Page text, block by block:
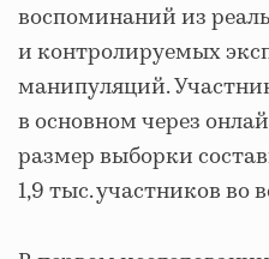
воспоминаний из
и контролируемых
манипуляций.
в основном через
размер выборки
1,9 тыс. участников во